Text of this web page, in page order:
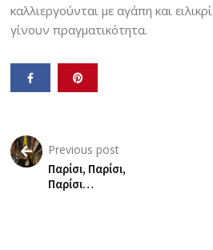
καλλιεργούνται με αγάπη και
γίνουν πραγματικότητα.
Previous post
Παρίσι, Παρίσι,
Παρίσι…